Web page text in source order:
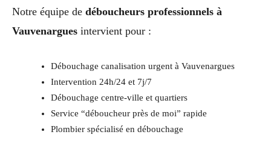
Notre équipe de déboucheurs professionnels à
Vauvenargues intervient pour :
Débouchage canalisation urgent à Vauvenargues
Intervention 24h/24 et 7j/7
Débouchage centre-ville et quartiers
Service “déboucheur près de moi” rapide
Plombier spécialisé en débouchage